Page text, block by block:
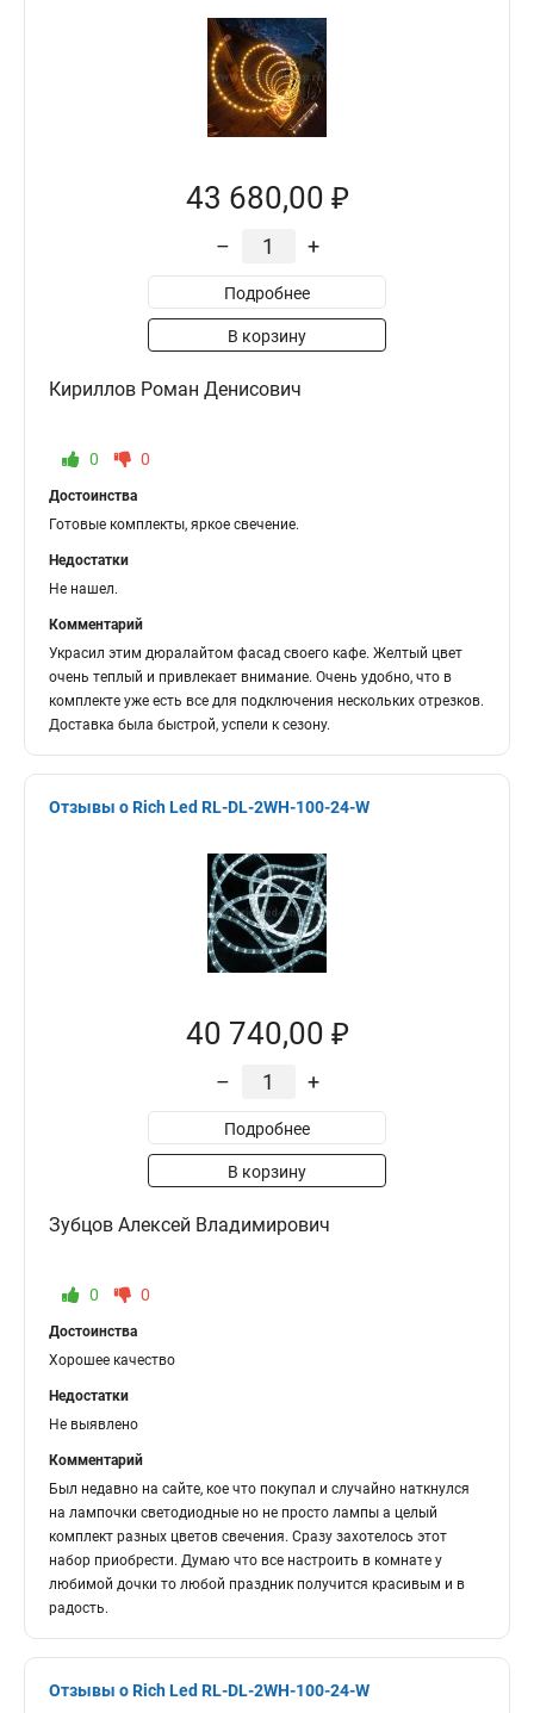
43 680,00 ₽
– +
Подробнее
В корзину
Кириллов Роман Денисович
0 0
Достоинства
Готовые комплекты, яркое свечение.
Недостатки
Не нашел.
Комментарий
Украсил этим дюралайтом фасад своего кафе. Желтый цвет
очень теплый и привлекает внимание. Очень удобно, что в
комплекте уже есть все для подключения нескольких отрезков.
Доставка была быстрой, успели к сезону.
Отзывы о Rich Led RL-DL-2WH-100-24-W
40 740,00 ₽
– +
Подробнее
В корзину
Зубцов Алексей Владимирович
0 0
Достоинства
Хорошее качество
Недостатки
Не выявлено
Комментарий
Был недавно на сайте, кое что покупал и случайно наткнулся
на лампочки светодиодные но не просто лампы а целый
комплект разных цветов свечения. Сразу захотелось этот
набор приобрести. Думаю что все настроить в комнате у
любимой дочки то любой праздник получится красивым и в
радость.
Отзывы о Rich Led RL-DL-2WH-100-24-W